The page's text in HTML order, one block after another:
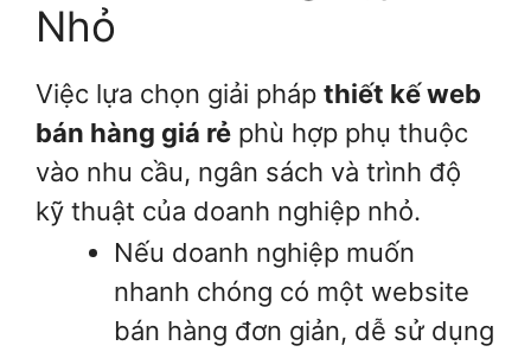
Nhỏ
Việc lựa chọn giải pháp thiết kế web
bán hàng giá rẻ phù hợp phụ thuộc
vào nhu cầu, ngân sách và trình độ
kỹ thuật của doanh nghiệp nhỏ.
Nếu doanh nghiệp muốn
nhanh chóng có một website
bán hàng đơn giản, dễ sử dụng